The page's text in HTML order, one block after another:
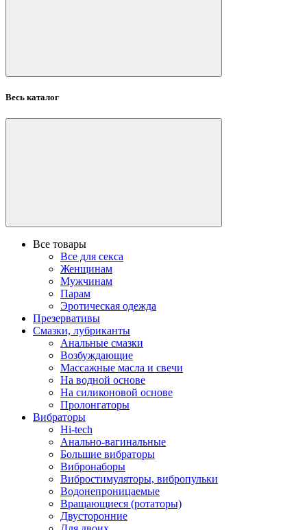
Весь каталог
Все товары
Все для секса
Женщинам
Мужчинам
Парам
Эротическая одежда
Презервативы
Смазки, лубриканты
Анальные смазки
Возбуждающие
Массажные масла и свечи
На водной основе
На силиконовой основе
Пролонгаторы
Вибраторы
Hi-tech
Анально-вагинальные
Большие вибраторы
Вибронаборы
Вибростимуляторы, вибропульки
Водонепроницаемые
Вращающиеся (ротаторы)
Двусторонние